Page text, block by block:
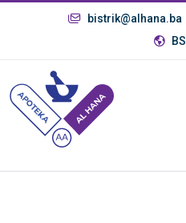
bistrik@alhana.ba
BS